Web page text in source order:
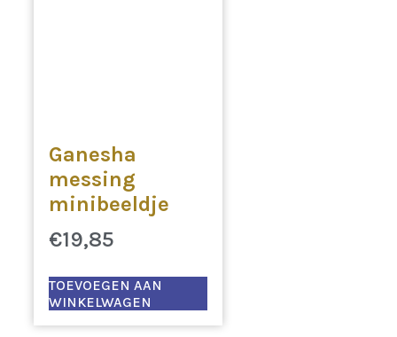
Ganesha
messing
minibeeldje
€19,85
TOEVOEGEN AAN
WINKELWAGEN